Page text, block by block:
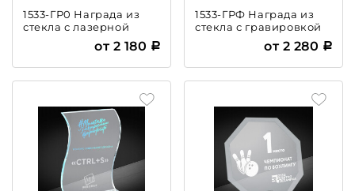
1533-ГР0 Награда из
стекла с лазерной
от 2 180
1533-ГРФ Награда из
стекла с гравировкой
от 2 280